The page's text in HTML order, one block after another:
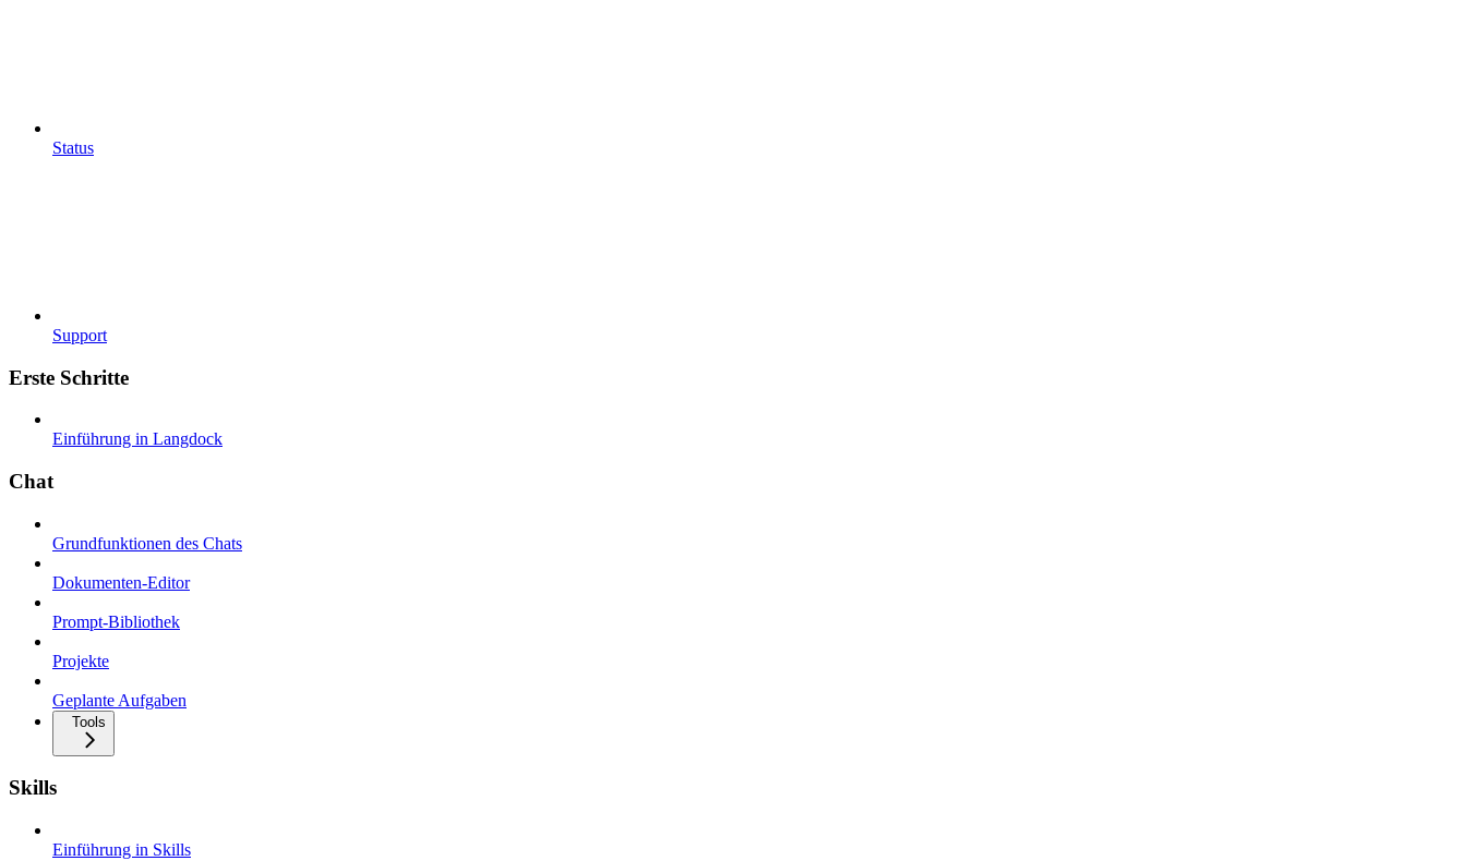
Status
Support
Erste Schritte
Einführung in Langdock
Chat
Grundfunktionen des Chats
Dokumenten-Editor
Prompt-Bibliothek
Projekte
Geplante Aufgaben
Tools
Skills
Einführung in Skills